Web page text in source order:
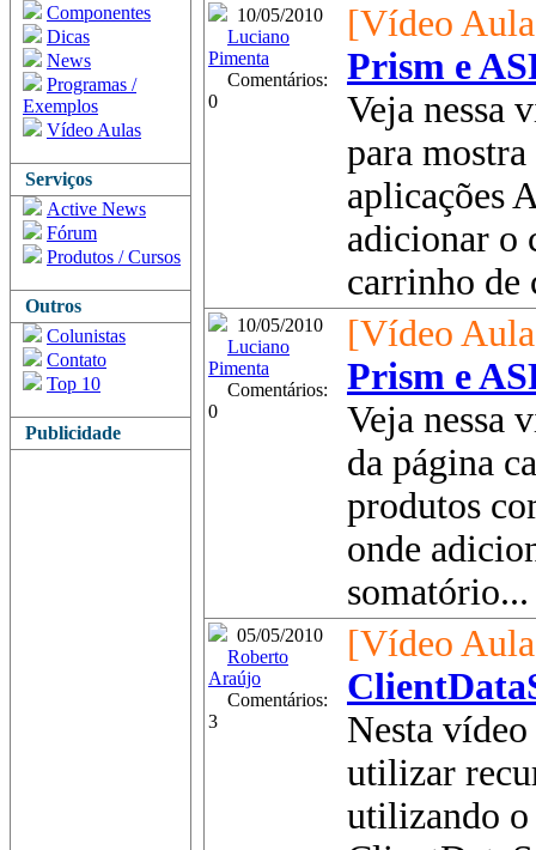
Componentes
Dicas
News
Programas /
Exemplos
Vídeo Aulas
Serviços
Active News
Fórum
Produtos / Cursos
Outros
Colunistas
Contato
Top 10
Publicidade
10/05/2010
Luciano
Pimenta
Comentários:
0
[Vídeo
Prism e
Veja nessa
para mostra
aplicações
adicionar o
carrinho de
10/05/2010
Luciano
Pimenta
Comentários:
0
[Vídeo
Prism e
Veja nessa
da página
produtos
onde
somatório...
05/05/2010
Roberto
Araújo
Comentários:
3
[Vídeo
Nesta
utilizar
utilizando o